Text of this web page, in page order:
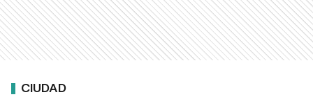
CIUDAD